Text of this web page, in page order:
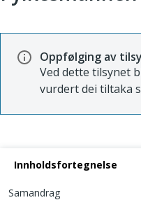
Oppfølging av
Ved dette tilsynet
vurdert dei tiltaka
Innholdsfortegnelse
Samandrag